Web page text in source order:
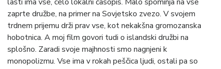
zaprte družbe, na primer na Sovjetsko zvezo. V svojem
trdnem prijemu drži prav vse, kot nekakšna gromozanska
hobotnica. A moj film govori tudi o islandski družbi na
splošno. Zaradi svoje majhnosti smo nagnjeni k
monopolizmu. Vse ima v rokah peščica ljudi, ostali pa so